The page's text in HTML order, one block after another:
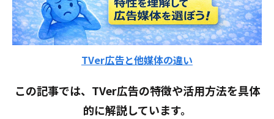
TVer広告と他媒体の違い
この記事では、TVer広告の特徴や活用方法を具体
的に解説しています。